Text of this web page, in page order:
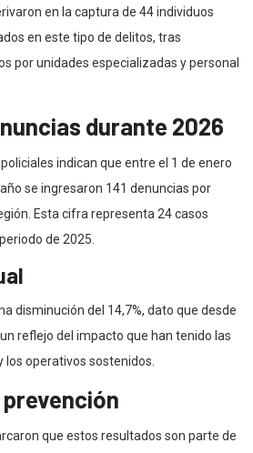
en la captura de 44 individuos
en este tipo de delitos, tras
por unidades especializadas y personal
durante 2026
indican que entre el 1 de enero
se ingresaron 141 denuncias por
Esta cifra representa 24 casos
de 2025.
disminución del 14,7%, dato que desde
reflejo del impacto que han tenido las
operativos sostenidos.
que estos resultados son parte de